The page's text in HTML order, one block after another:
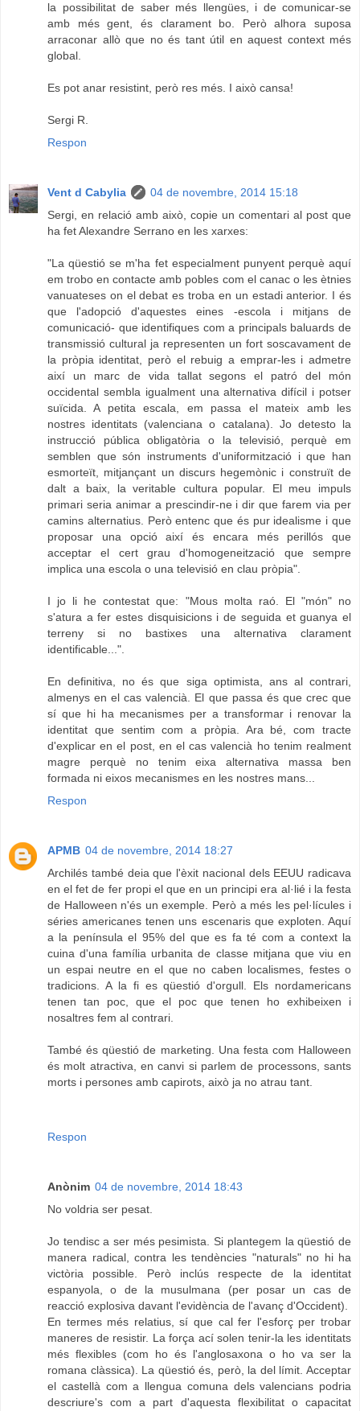
la possibilitat de saber més llengües, i de comunicar-se
amb més gent, és clarament bo. Però alhora suposa
arraconar allò que no és tant útil en aquest context més
global.
Es pot anar resistint, però res més. I això cansa!
Sergi R.
Respon
Vent d Cabylia
04 de novembre, 2014 15:18
Sergi, en relació amb això, copie un comentari al post que
ha fet Alexandre Serrano en les xarxes:
"La qüestió se m'ha fet especialment punyent perquè aquí
em trobo en contacte amb pobles com el canac o les ètnies
vanuateses on el debat es troba en un estadi anterior. I és
que l'adopció d'aquestes eines -escola i mitjans de
comunicació- que identifiques com a principals baluards de
transmissió cultural ja representen un fort soscavament de
la pròpia identitat, però el rebuig a emprar-les i admetre
així un marc de vida tallat segons el patró del món
occidental sembla igualment una alternativa difícil i potser
suïcida. A petita escala, em passa el mateix amb les
nostres identitats (valenciana o catalana). Jo detesto la
instrucció pública obligatòria o la televisió, perquè em
semblen que són instruments d'uniformització i que han
esmorteït, mitjançant un discurs hegemònic i construït de
dalt a baix, la veritable cultura popular. El meu impuls
primari seria animar a prescindir-ne i dir que farem via per
camins alternatius. Però entenc que és pur idealisme i que
proposar una opció així és encara més perillós que
acceptar el cert grau d'homogeneització que sempre
implica una escola o una televisió en clau pròpia".
I jo li he contestat que: "Mous molta raó. El "món" no
s'atura a fer estes disquisicions i de seguida et guanya el
terreny si no bastixes una alternativa clarament
identificable...".
En definitiva, no és que siga optimista, ans al contrari,
almenys en el cas valencià. El que passa és que crec que
sí que hi ha mecanismes per a transformar i renovar la
identitat que sentim com a pròpia. Ara bé, com tracte
d'explicar en el post, en el cas valencià ho tenim realment
magre perquè no tenim eixa alternativa massa ben
formada ni eixos mecanismes en les nostres mans...
Respon
APMB 04 de novembre, 2014 18:27
Archilés també deia que l'èxit nacional dels EEUU radicava
en el fet de fer propi el que en un principi era al·lié i la festa
de Halloween n'és un exemple. Però a més les pel·lícules i
séries americanes tenen uns escenaris que exploten. Aquí
a la península el 95% del que es fa té com a context la
cuina d'una família urbanita de classe mitjana que viu en
un espai neutre en el que no caben localismes, festes o
tradicions. A la fi es qüestió d'orgull. Els nordamericans
tenen tan poc, que el poc que tenen ho exhibeixen i
nosaltres fem al contrari.
També és qüestió de marketing. Una festa com Halloween
és molt atractiva, en canvi si parlem de processons, sants
morts i persones amb capirots, això ja no atrau tant.
Respon
Anònim 04 de novembre, 2014 18:43
No voldria ser pesat.
Jo tendisc a ser més pesimista. Si plantegem la qüestió de
manera radical, contra les tendències "naturals" no hi ha
victòria possible. Però inclús respecte de la identitat
espanyola, o de la musulmana (per posar un cas de
reacció explosiva davant l'evidència de l'avanç d'Occident).
En termes més relatius, sí que cal fer l'esforç per trobar
maneres de resistir. La força ací solen tenir-la les identitats
més flexibles (com ho és l'anglosaxona o ho va ser la
romana clàssica). La qüestió és, però, la del límit. Acceptar
el castellà com a llengua comuna dels valencians podria
descriure's com a part d'aquesta flexibilitat o capacitat